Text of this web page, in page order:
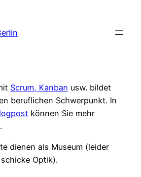
Scrum, Kanban usw. bildet
beruflichen Schwerpunkt. In
können Sie mehr
dienen als Museum (leider
Optik).